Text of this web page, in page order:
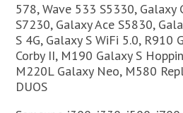
578, Wave 533 S5330, Galaxy
S7230, Galaxy Ace S5830,
S 4G, Galaxy S WiFi 5.0, R910
Corby II, M190 Galaxy S
M220L Galaxy Neo, M580
DUOS